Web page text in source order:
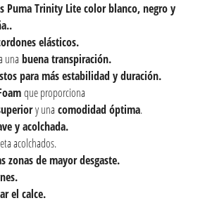
Puma Trinity Lite color blanco, negro y
elásticos.
una buena transpiración.
para más estabilidad y duración.
que proporciona
y una comodidad óptima.
y acolchada.
acolchados.
zonas de mayor desgaste.
el calce.